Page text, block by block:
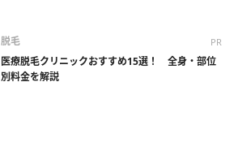
脱毛 PR
医療脱毛クリニックおすすめ15選！ 全身・部位
別料金を解説